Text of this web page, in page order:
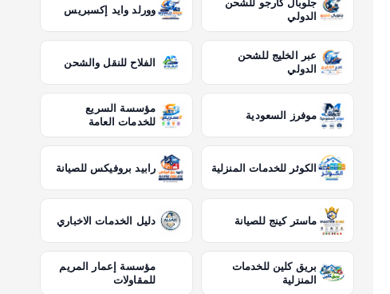
جلوبال كارجو للشحن
الدولي
وورلد وايد إكسبريس
عبر الخليج للشحن
الدولي
الفلاح للنقل والشحن
موفرز السعودية
مؤسسة السريع
للخدمات العامة
الكوثر للخدمات المنزلية رابيد بروفيكس للصيانة
ماستر كينج للصيانة دليل الخدمات الاخباري
بريق كلين للخدمات
المنزلية
مؤسسة إعمار المريم
للمقاولات